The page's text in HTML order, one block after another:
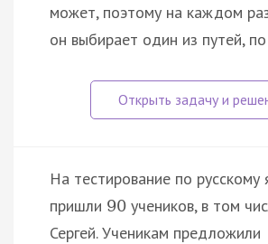
может, поэтому на каждом
он выбирает один из путей,
На тестирование по русскому
пришли 90 учеников, в том
Сергей. Ученикам предложили